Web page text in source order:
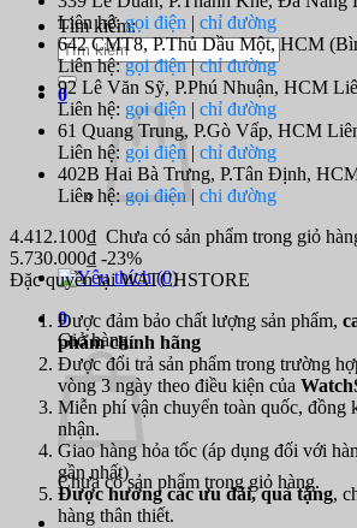
Tìm kiếm:
0
Chưa có sản phẩm trong giỏ
(0)
0
Giỏ hàng
Chưa có sản phẩm trong giỏ hàng.
Liên hệ: gọi điện | chỉ đường
642 CMT8, P.Thủ Dầu Một, HCM
Liên hệ: gọi điện|chỉ đường
92 Lê Văn Sỹ, P.Phú Nhuận, HCM
Liên hệ: gọi điện | chỉ đường
61 Quang Trung, P.Gò Vấp, HCM
Liên hệ: gọi điện | chỉ đường
402B Hai Bà Trưng, P.Tân Định,
Liên hệ: gọi điện | chi đường
4.412.100₫
5.730.000₫ -23%
Đặc quyền tại WATCHSTORE
Được đảm bảo chất lượng sản phẩm,
phẩm chính hãng
Được đổi trả sản phẩm trong trường
vòng 3 ngày theo điều kiện của
Miễn phí vận chuyển toàn quốc, đồng
nhận.
Giao hàng hỏa tốc (áp dụng đối với
gần nhất)
Được hưởng các ưu đãi, quà tặng,
hàng thân thiết.